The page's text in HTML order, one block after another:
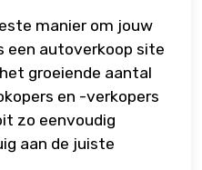
manier om jouw
een autoverkoop site
groeiende aantal
en -verkopers
zo eenvoudig
aan de juiste